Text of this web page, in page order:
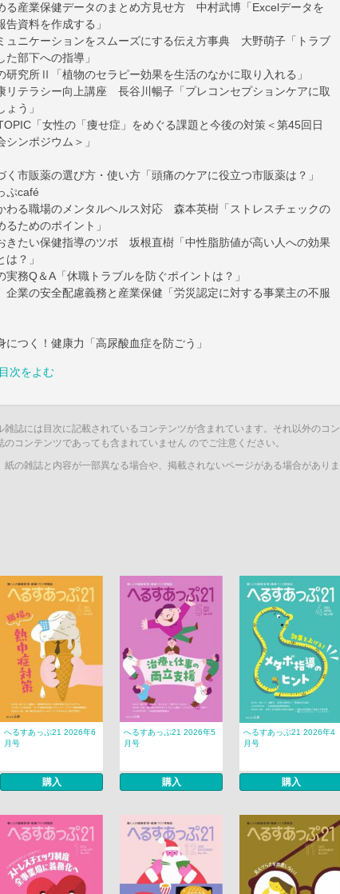
る産業保健データのまとめ方見せ方 中村武博「Excelデータを
告資料を作成する」
ュニケーションをスムーズにする伝え方事典 大野萌子「トラブ
た部下への指導」
研究所Ⅱ「植物のセラピー効果を生活のなかに取り入れる」
リテラシー向上講座 長谷川暢子「プレコンセプションケアに取
ょう」
「女性の「痩せ症」をめぐる課題と今後の対策＜第45回日
シンポジウム＞」
く市販薬の選び方・使い方「頭痛のケアに役立つ市販薬は？」
ぷcafé
わる職場のメンタルヘルス対応 森本英樹「ストレスチェックの
るためのポイント」
きたい保健指導のツボ 坂根直樹「中性脂肪値が高い人への効果
は？」
実務Q＆A「休職トラブルを防ぐポイントは？」
業の安全配慮義務と産業保健「労災認定に対する事業主の不服
につく！健康力「高尿酸血症を防ごう」
次をよむ
誌には目次に記載されているコンテンツが含まれています。それ以外のコン
のコンテンツであっても含まれていません のでご注意ください。
の雑誌と内容が一部異なる場合や、掲載されないページがある場合がありま
へるすあっぷ21 2026年6
月号
購入
へるすあっぷ21 2026年5
月号
購入
へるすあっぷ21 2026年4
月号
購入